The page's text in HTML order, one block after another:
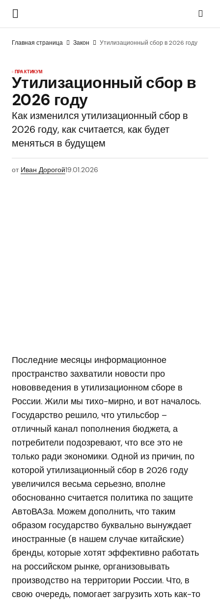
Главная страница Закон Утилизационный сбор в 2026 году
ПРАКТИКУМ
Утилизационный сбор в
2026 году
Как изменился утилизационный сбор в
2026 году, как считается, как будет
меняться в будущем
от Иван Дорогой19.01.2026
Последние месяцы информационное
пространство захватили новости про
нововведения в утилизационном сборе в
России. Жили мы тихо-мирно, и вот началось.
Государство решило, что утильсбор –
отличный канал пополнения бюджета, а
потребители подозревают, что все это не
только ради экономики. Одной из причин, по
которой утилизационный сбор в 2026 году
увеличился весьма серьезно, вполне
обоснованно считается политика по защите
АвтоВАЗа. Можем дополнить, что таким
образом государство буквально вынуждает
иностранные (в нашем случае китайские)
бренды, которые хотят эффективно работать
на российском рынке, организовывать
производство на территории России. Что, в
свою очередь, помогает загрузить хоть как-то